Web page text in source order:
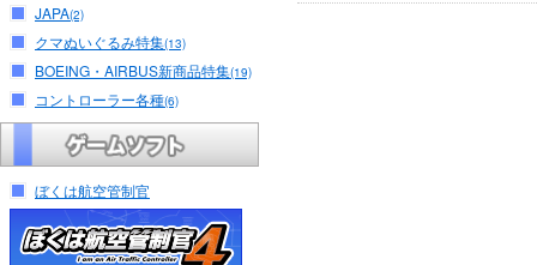
JAPA(2)
クマぬいぐるみ特集(13)
BOEING・AIRBUS新商品特集(19)
コントローラー各種(6)
ぼくは航空管制官